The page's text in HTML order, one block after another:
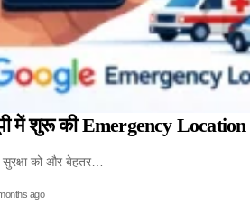
में शुरू की Emergency
को और बेहतर…
ago